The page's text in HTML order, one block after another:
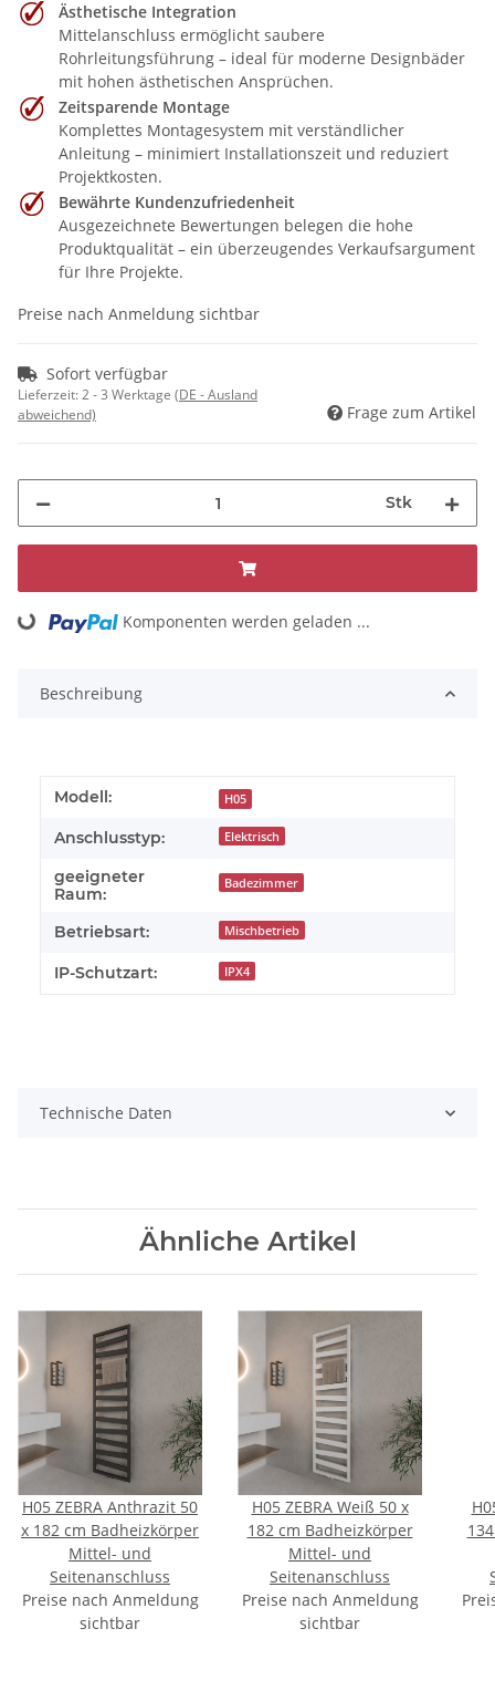
Ästhetische Integration
Mittelanschluss ermöglicht saubere
Rohrleitungsführung – ideal für moderne Designbäder
mit hohen ästhetischen Ansprüchen.
Zeitsparende Montage
Komplettes Montagesystem mit verständlicher
Anleitung – minimiert Installationszeit und reduziert
Projektkosten.
Bewährte Kundenzufriedenheit
Ausgezeichnete Bewertungen belegen die hohe
Produktqualität – ein überzeugendes Verkaufsargument
für Ihre Projekte.
Preise nach Anmeldung sichtbar
Sofort verfügbar
Lieferzeit:2 - 3 Werktage (DE - Ausland
abweichend)
Frage zum Artikel
Stk
Loading... Komponenten werden geladen ...
Beschreibung
Modell: H05
Anschlusstyp: Elektrisch
geeigneter
Raum:
Badezimmer
Betriebsart: Mischbetrieb
IP-Schutzart: IPX4
Technische Daten
Ähnliche Artikel
H05 ZEBRA Anthrazit 50
x 182 cm Badheizkörper
Mittel- und
Seitenanschluss
Preise nach Anmeldung
sichtbar
H05 ZEBRA Weiß 50 x
182 cm Badheizkörper
Mittel- und
Seitenanschluss
Preise nach Anmeldung
sichtbar